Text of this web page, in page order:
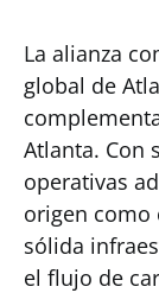
La alianza
global de
Atlanta. Con
operativas
origen como
sólida
el flujo de